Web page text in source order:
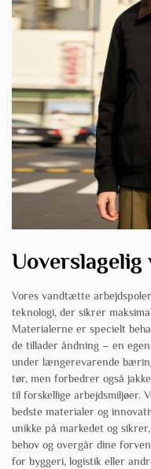
Vores vandtætte
teknologi, der sikrer
Materialerne er specielt
de tillader åndning – en
under længerevarende
tør, men forbedrer også
til forskellige arbejdsmiljøer.
bedste materialer og
unikke på markedet og
behov og overgår dine
for byggeri, logistik eller